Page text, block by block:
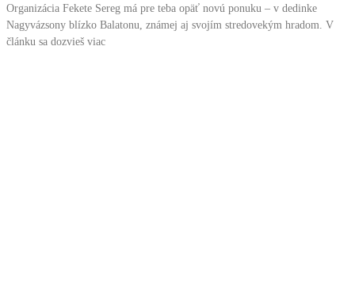
Organizácia Fekete Sereg má pre teba opäť novú ponuku – v dedinke
Nagyvázsony blízko Balatonu, známej aj svojím stredovekým hradom. V
článku sa dozvieš viac